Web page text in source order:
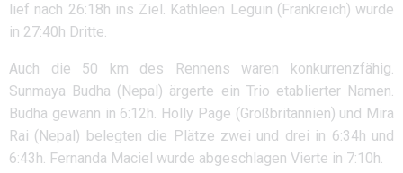
lief nach 26:18h ins Ziel. Kathleen Leguin (Frankreich) wurde
in 27:40h Dritte.
Auch die 50 km des Rennens waren konkurrenzfähig.
Sunmaya Budha (Nepal) ärgerte ein Trio etablierter Namen.
Budha gewann in 6:12h. Holly Page (Großbritannien) und Mira
Rai (Nepal) belegten die Plätze zwei und drei in 6:34h und
6:43h. Fernanda Maciel wurde abgeschlagen Vierte in 7:10h.